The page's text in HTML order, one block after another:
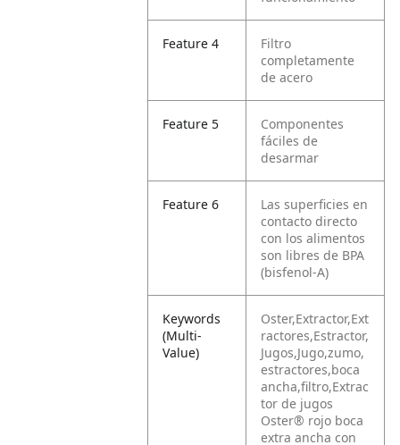
Feature 4
Filtro
completamente
de acero
Feature 5
Componentes
fáciles de
desarmar
Feature 6
Las superficies en
contacto directo
con los alimentos
son libres de BPA
(bisfenol-A)
Keywords
(Multi-
Value)
Oster,Extractor,Ext
ractores,Estractor,
Jugos,Jugo,zumo,
estractores,boca
ancha,filtro,Extrac
tor de jugos
Oster® rojo boca
extra ancha con